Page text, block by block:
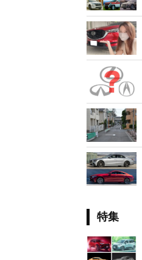
特集